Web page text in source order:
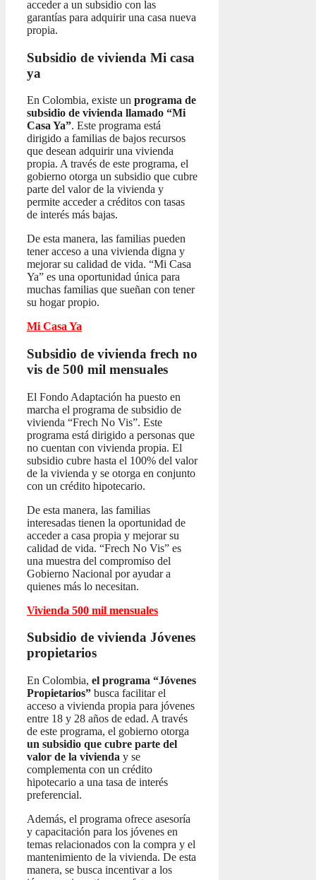
acceder a un subsidio con las
garantías para adquirir una casa nueva
propia.
Subsidio de vivienda Mi casa
ya
En Colombia, existe un programa de
subsidio de vivienda llamado “Mi
Casa Ya”. Este programa está
dirigido a familias de bajos recursos
que desean adquirir una vivienda
propia. A través de este programa, el
gobierno otorga un subsidio que cubre
parte del valor de la vivienda y
permite acceder a créditos con tasas
de interés más bajas.
De esta manera, las familias pueden
tener acceso a una vivienda digna y
mejorar su calidad de vida. “Mi Casa
Ya” es una oportunidad única para
muchas familias que sueñan con tener
su hogar propio.
Mi Casa Ya
Subsidio de vivienda frech no
vis de 500 mil mensuales
El Fondo Adaptación ha puesto en
marcha el programa de subsidio de
vivienda “Frech No Vis”. Este
programa está dirigido a personas que
no cuentan con vivienda propia. El
subsidio cubre hasta el 100% del valor
de la vivienda y se otorga en conjunto
con un crédito hipotecario.
De esta manera, las familias
interesadas tienen la oportunidad de
acceder a casa propia y mejorar su
calidad de vida. “Frech No Vis” es
una muestra del compromiso del
Gobierno Nacional por ayudar a
quienes más lo necesitan.
Vivienda 500 mil mensuales
Subsidio de vivienda Jóvenes
propietarios
En Colombia, el programa “Jóvenes
Propietarios” busca facilitar el
acceso a vivienda propia para jóvenes
entre 18 y 28 años de edad. A través
de este programa, el gobierno otorga
un subsidio que cubre parte del
valor de la vivienda y se
complementa con un crédito
hipotecario a una tasa de interés
preferencial.
Además, el programa ofrece asesoría
y capacitación para los jóvenes en
temas relacionados con la compra y el
mantenimiento de la vivienda. De esta
manera, se busca incentivar a los